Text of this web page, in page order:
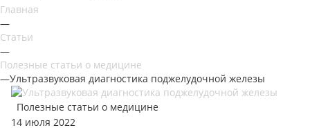
Главная
—
Статьи
—
Полезные статьи о медицине
—Ультразвуковая диагностика поджелудочной железы
Полезные статьи о медицине
14 июля 2022